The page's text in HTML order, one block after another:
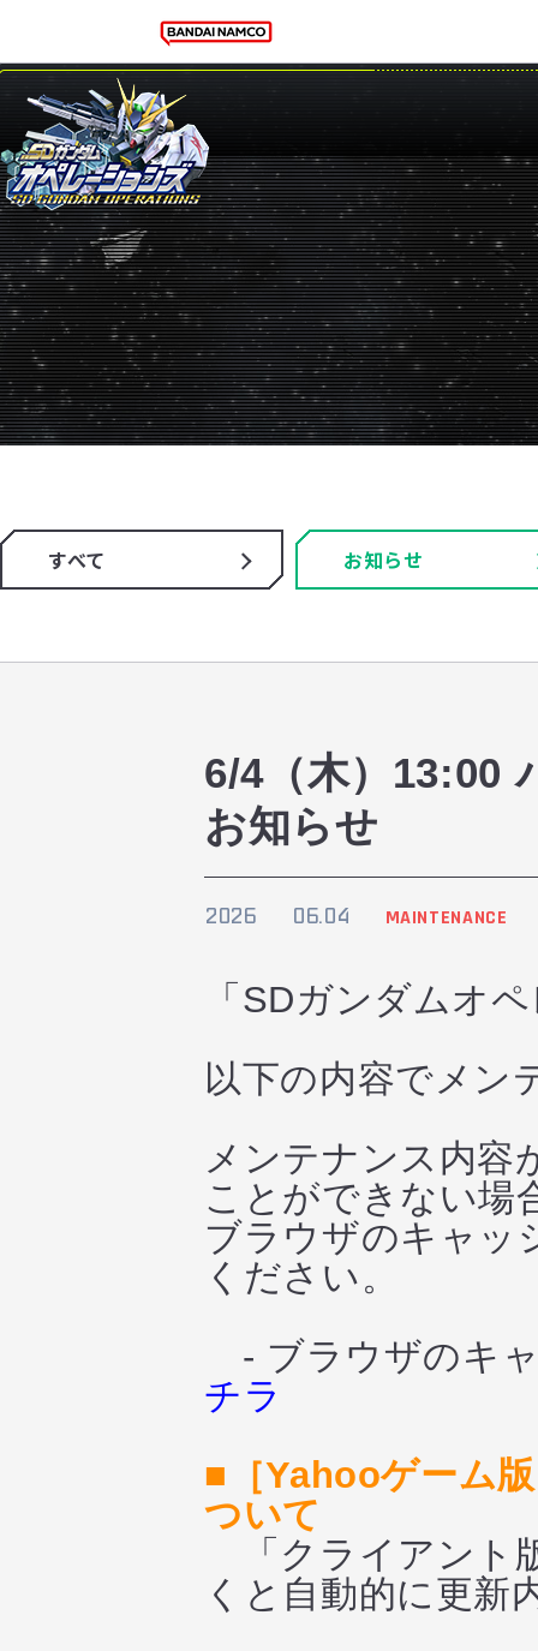
すべて お知らせ
6/4（木）13:00
お知らせ
2026 06.04 MAINTENANCE
「SDガンダムオ
以下の内容でメン
メンテナンス内容
ことができない場
ブラウザのキャッ
ください。
- ブラウザのキ
チラ
■［Yahooゲーム
ついて
「クライアント
くと自動的に更新